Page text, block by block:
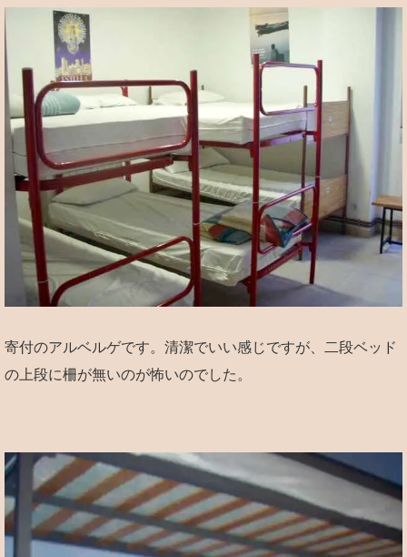
寄付のアルベルゲです。清潔でいい感じですが、二段ベッド
の上段に柵が無いのが怖いのでした。